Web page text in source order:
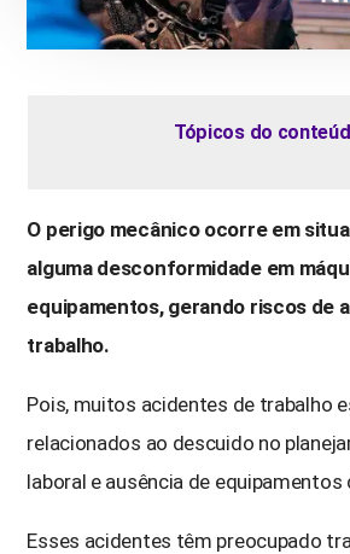
Tópicos do
O perigo mecânico ocorre em
alguma desconformidade em
equipamentos, gerando riscos de
trabalho.
Pois, muitos acidentes de trabalho
relacionados ao descuido no
laboral e ausência de equipamentos
Esses acidentes têm preocupado